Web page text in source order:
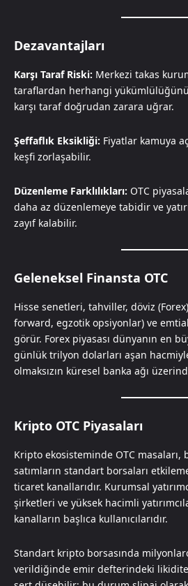
Dezavantajları
Karşı Taraf Riski: Merkezi takas
taraflardan herhangi
karşı taraf doğrudan zarara uğrar.
Şeffaflık Eksikliği: Fiyatlar kamuya
keşfi zorlaşabilir.
Düzenleme Farklılıkları: OTC
daha az düzenlemeye tabidir ve
zayıf kalabilir.
Geleneksel Finansta OTC
Hisse senetleri, tahviller, döviz
forward, egzotik opsiyonlar) ve
görür. Forex piyasası dünyanın en
günlük trilyon dolarları aşan
olmaksızın küresel banka ağı
Kripto OTC Piyasaları
Kripto ekosisteminde OTC masaları,
satımların standart borsaları
ticaret kanallarıdır. Kurumsal
şirketleri ve yüksek hacimli
kanalların başlıca kullanıcılarıdır.
Standart kripto borsasında
verildiğinde emir defterindeki likidite